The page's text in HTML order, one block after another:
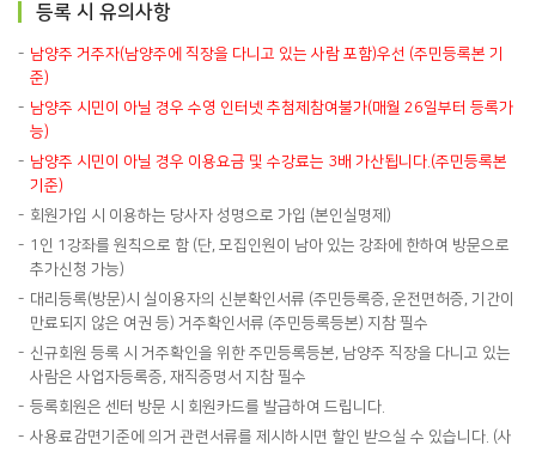
등록 시 유의사항
남양주 거주자(남양주에 직장을 다니고 있는 사람 포함)우선 (주민등록본 기
준)
남양주 시민이 아닐 경우 수영 인터넷 추첨제참여불가(매월 26일부터 등록가
능)
남양주 시민이 아닐 경우 이용요금 및 수강료는 3배 가산됩니다.(주민등록본
기준)
회원가입 시 이용하는 당사자 성명으로 가입 (본인실명제)
1인 1강좌를 원칙으로 함 (단, 모집인원이 남아 있는 강좌에 한하여 방문으로
추가신청 가능)
대리등록(방문)시 실이용자의 신분확인서류 (주민등록증, 운전면허증, 기간이
만료되지 않은 여권 등) 거주확인서류 (주민등록등본) 지참 필수
신규회원 등록 시 거주확인을 위한 주민등록등본, 남양주 직장을 다니고 있는
사람은 사업자등록증, 재직증명서 지참 필수
등록회원은 센터 방문 시 회원카드를 발급하여 드립니다.
사용료감면기준에 의거 관련서류를 제시하시면 할인 받으실 수 있습니다. (사